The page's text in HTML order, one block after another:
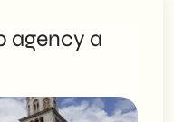
agency a